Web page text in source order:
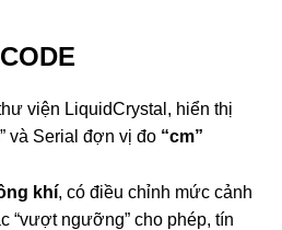
CODE
viện LiquidCrystal, hiển thị
và Serial đợn vị đo “cm”
khí, có điều chỉnh mức cảnh
“vượt ngưỡng” cho phép, tín